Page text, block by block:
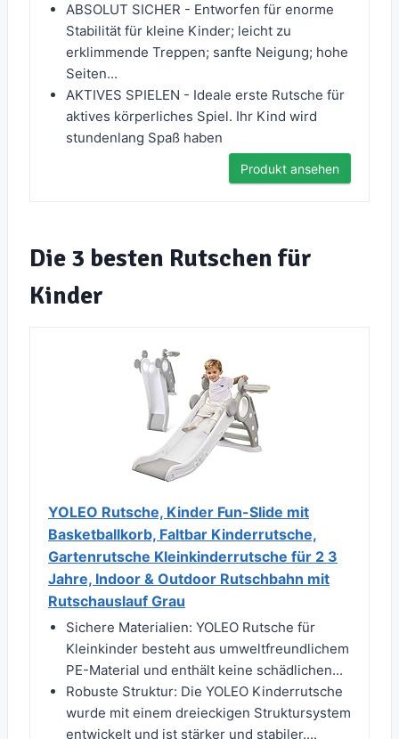
ABSOLUT SICHER - Entworfen für enorme
Stabilität für kleine Kinder; leicht zu
erklimmende Treppen; sanfte Neigung; hohe
Seiten...
AKTIVES SPIELEN - Ideale erste Rutsche für
aktives körperliches Spiel. Ihr Kind wird
stundenlang Spaß haben
Produkt ansehen
Die 3 besten Rutschen für
Kinder
YOLEO Rutsche, Kinder Fun-Slide mit
Basketballkorb, Faltbar Kinderrutsche,
Gartenrutsche Kleinkinderrutsche für 2 3
Jahre, Indoor & Outdoor Rutschbahn mit
Rutschauslauf Grau
Sichere Materialien: YOLEO Rutsche für
Kleinkinder besteht aus umweltfreundlichem
PE-Material und enthält keine schädlichen...
Robuste Struktur: Die YOLEO Kinderrutsche
wurde mit einem dreieckigen Struktursystem
entwickelt und ist stärker und stabiler....